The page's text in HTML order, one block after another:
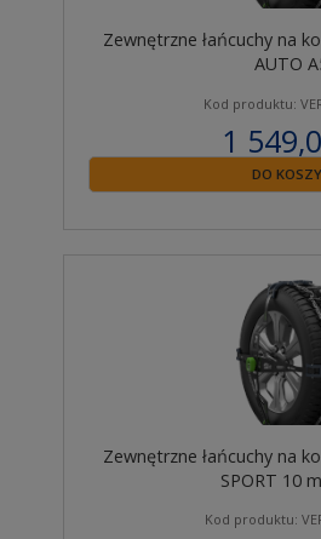
Zewnętrzne łańcuchy na
AUTO
Kod produktu:
1
zawiera 23%
DO
Zewnętrzne łańcuchy na
SPORT 10
Kod produktu: